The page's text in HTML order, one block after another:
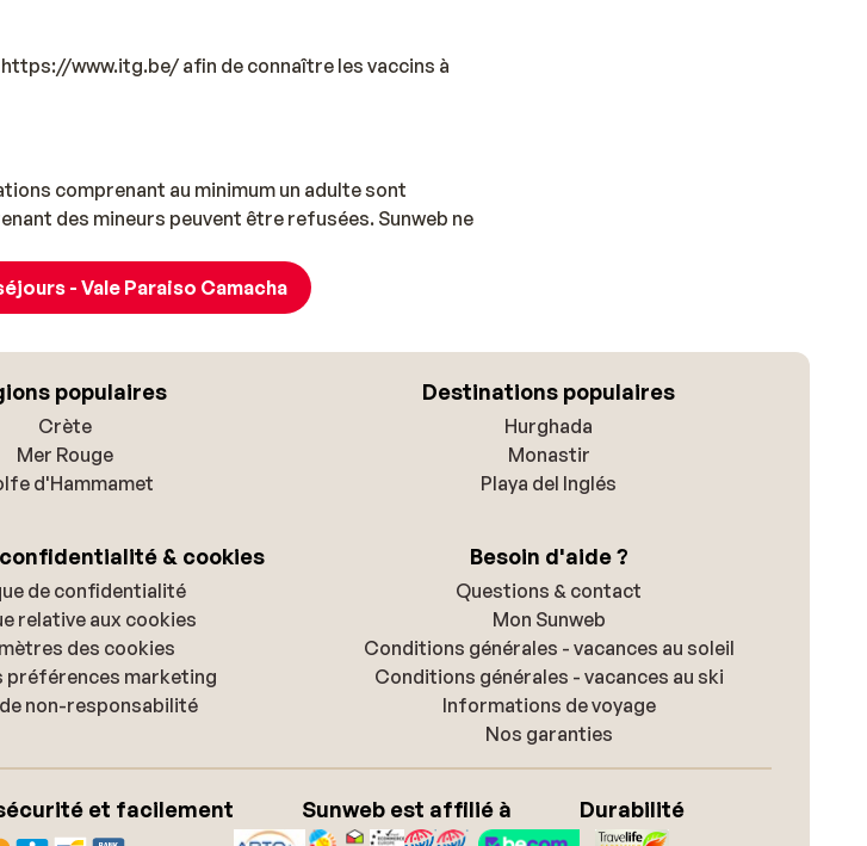
www.itg.be/ afin de connaître les vaccins à
comprenant au minimum un adulte sont
des mineurs peuvent être refusées. Sunweb ne
- Vale Paraiso Camacha
populaires
Crète
Mer Rouge
d'Hammamet
Destinations populaires
Hurghada
Monastir
Playa del Inglés
& cookies
de confidentialité
relative aux cookies
des cookies
préférences marketing
non-responsabilité
Besoin d'aide ?
Questions & contact
Mon Sunweb
Conditions générales - vacances au soleil
Conditions générales - vacances au ski
Informations de voyage
Nos garanties
et facilement Sunweb est affilié à Durabilité